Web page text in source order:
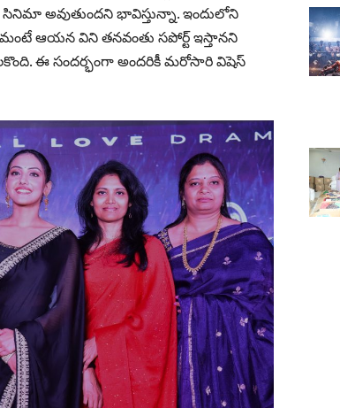
అవుతుందని భావిస్తున్నా. ఇందులోని
ఆయన విని తనవంతు సపోర్ట్ ఇస్తానని
ఈ సందర్భంగా అందరికీ మరోసారి విషెస్